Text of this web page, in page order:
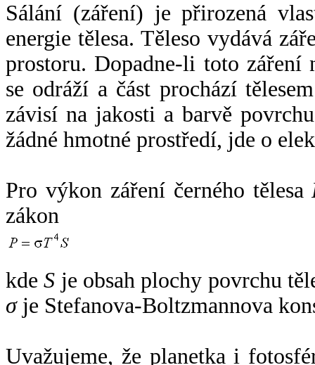
Sálání (záření) je přirozená
energie tělesa. Těleso vydává
prostoru. Dopadne-li toto záření
se odráží a část prochází
závisí na jakosti a barvě
žádné hmotné prostředí, jde o
Pro výkon záření černého tělesa
zákon
kdeS je obsah plochy povrchu
σje Stefanova-Boltzmannova
Uvažujeme, že planetka i